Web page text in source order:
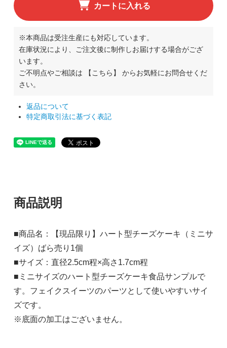
カートに入れる
※本商品は受注生産にも対応しています。
在庫状況により、ご注文後に制作しお届けする場合がござ
います。
ご不明点やご相談は
【こちら】
からお気軽にお問合せくだ
さい。
返品について
特定商取引法に基づく表記
商品説明
■商品名：【現品限り】ハート型チーズケーキ（ミニサ
イズ）ばら売り1個
■サイズ：直径2.5cm程×高さ1.7cm程
■ミニサイズのハート型チーズケーキ食品サンプルで
す。フェイクスイーツのパーツとして使いやすいサイ
ズです。
※底面の加工はございません。